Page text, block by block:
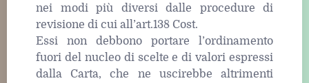
nei modi più diversi dalle procedure di
revisione di cui all’art.138 Cost.
Essi non debbono portare l’ordinamento
fuori del nucleo di scelte e di valori espressi
dalla Carta, che ne uscirebbe altrimenti